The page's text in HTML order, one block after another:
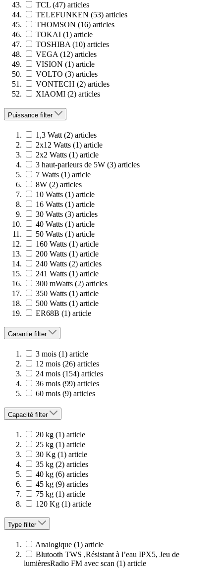
TCL (47) articles
TELEFUNKEN (53) articles
THOMSON (16) articles
TOKAI (1) article
TOSHIBA (10) articles
VEGA (12) articles
VISION (1) article
VOLTO (3) articles
VONTECH (2) articles
XIAOMI (2) articles
Puissance filter
1,3 Watt (2) articles
2x12 Watts (1) article
2x2 Watts (1) article
3 haut-parleurs de 5W (3) articles
7 Watts (1) article
8W (2) articles
10 Watts (1) article
16 Watts (1) article
30 Watts (3) articles
40 Watts (1) article
50 Watts (1) article
160 Watts (1) article
200 Watts (1) article
240 Watts (2) articles
241 Watts (1) article
300 mWatts (2) articles
350 Watts (1) article
500 Watts (1) article
ER68B (1) article
Garantie filter
3 mois (1) article
12 mois (26) articles
24 mois (154) articles
36 mois (99) articles
60 mois (9) articles
Capacité filter
20 kg (1) article
25 kg (1) article
30 Kg (1) article
35 kg (2) articles
40 kg (6) articles
45 kg (9) articles
75 kg (1) article
120 Kg (1) article
Type filter
Analogique (1) article
Blutooth TWS ,Résistant à l’eau IPX5, Jeu de
lumièresRadio FM avec scan (1) article